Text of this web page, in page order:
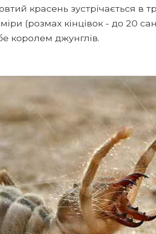
красень зустрічається в
(розмах кінцівок - до 20
королем джунглів.